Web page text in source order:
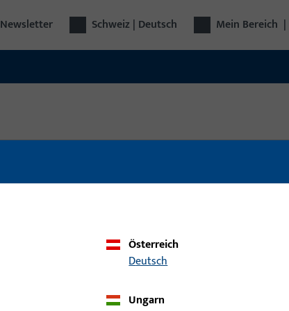
Newsletter Schweiz | Deutsch Mein Bereich |
0Artikel gefunden
Österreich
Deutsch
Ungarn